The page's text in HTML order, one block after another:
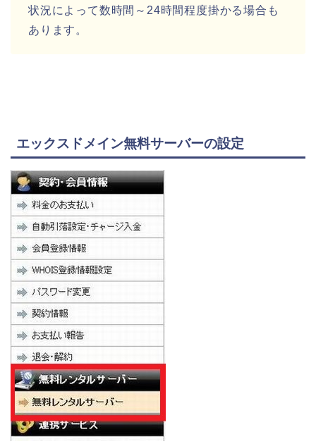
状況によって数時間～24時間程度掛かる場合も
あります。
エックスドメイン無料サーバーの設定